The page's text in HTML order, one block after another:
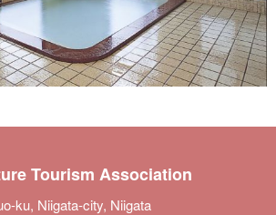
Tourism Association
ku, Niigata-city, Niigata